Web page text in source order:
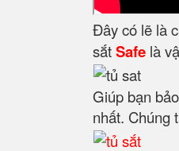
Đây có lẽ là
sắtSafe là
Giúp bạn
nhất. Chúng